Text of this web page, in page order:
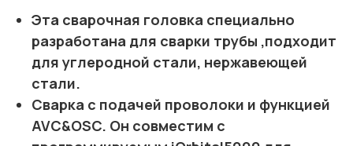
Эта сварочная головка специально
разработана для сварки трубы ,подходит
для углеродной стали, нержавеющей
стали.
Сварка с подачей проволоки и функцией
AVC&OSC. Он совместим с